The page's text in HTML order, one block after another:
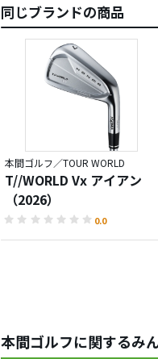
同じブランドの商品
本間ゴルフ／TOUR WORLD
T//WORLD Vx アイアン
（2026）
0.0
本間ゴルフに関するみ